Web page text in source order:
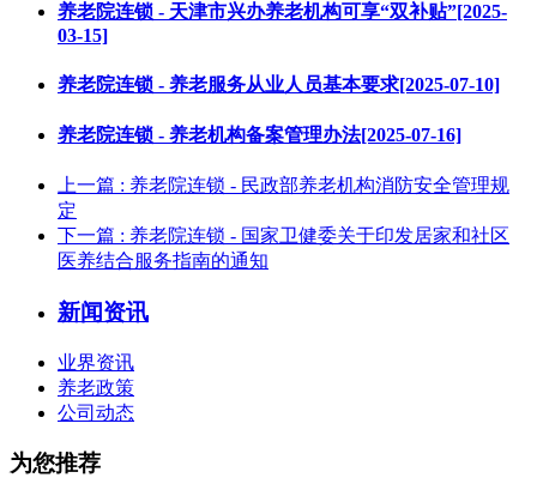
养老院连锁 - 天津市兴办养老机构可享“双补贴”[2025-
03-15]
养老院连锁 - 养老服务从业人员基本要求[2025-07-10]
养老院连锁 - 养老机构备案管理办法[2025-07-16]
上一篇 : 养老院连锁 - 民政部养老机构消防安全管理规
定
下一篇 : 养老院连锁 - 国家卫健委关于印发居家和社区
医养结合服务指南的通知
新闻资讯
业界资讯
养老政策
公司动态
为您推荐